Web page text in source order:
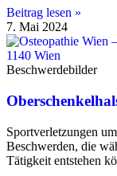
Beitrag lesen »
7. Mai 2024
Beschwerdebilder
Sportverletzungen
Beschwerden, die
Tätigkeit entstehen